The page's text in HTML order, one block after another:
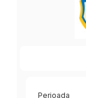
Perioada